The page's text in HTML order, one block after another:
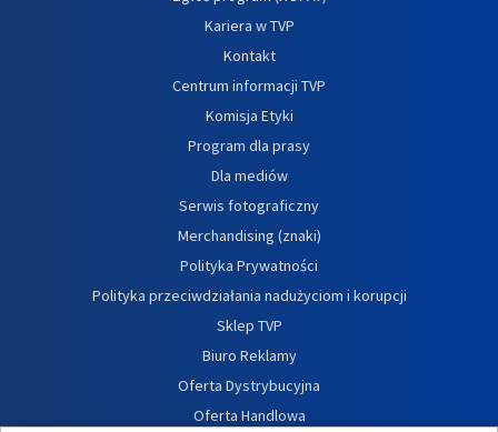
Kariera w TVP
Kontakt
Centrum informacji TVP
Komisja Etyki
Program dla prasy
Dla mediów
Serwis fotograficzny
Merchandising (znaki)
Polityka Prywatności
Polityka przeciwdziałania nadużyciom i korupcji
Sklep TVP
Biuro Reklamy
Oferta Dystrybucyjna
Oferta Handlowa